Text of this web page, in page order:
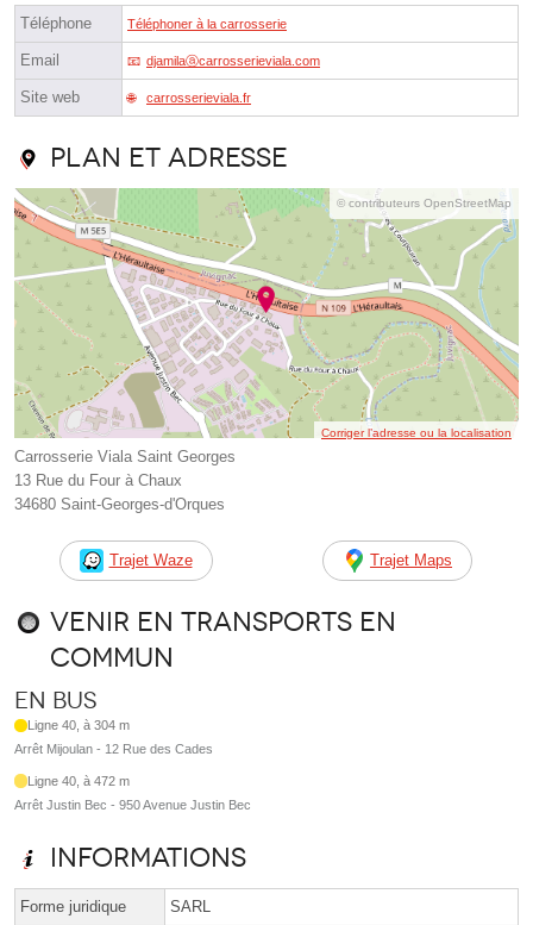
Téléphone Téléphoner à la carrosserie
Email djamilaⓐcarrosserieviala.com
Site web carrosserieviala.fr
Plan et adresse
© contributeurs OpenStreetMap
Corriger l’adresse ou la localisation
Carrosserie Viala Saint Georges
13 Rue du Four à Chaux
34680 Saint-Georges-d'Orques
Trajet Waze Trajet Maps
Venir en transports en
commun
En bus
Ligne 40, à 304 m
Arrêt Mijoulan - 12 Rue des Cades
Ligne 40, à 472 m
Arrêt Justin Bec - 950 Avenue Justin Bec
Informations
Forme juridique SARL